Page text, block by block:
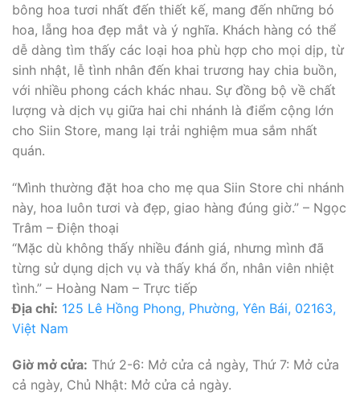
bông hoa tươi nhất đến thiết kế, mang đến những bó
hoa, lẵng hoa đẹp mắt và ý nghĩa. Khách hàng có thể
dễ dàng tìm thấy các loại hoa phù hợp cho mọi dịp, từ
sinh nhật, lễ tình nhân đến khai trương hay chia buồn,
với nhiều phong cách khác nhau. Sự đồng bộ về chất
lượng và dịch vụ giữa hai chi nhánh là điểm cộng lớn
cho Siin Store, mang lại trải nghiệm mua sắm nhất
quán.
“Mình thường đặt hoa cho mẹ qua Siin Store chi nhánh
này, hoa luôn tươi và đẹp, giao hàng đúng giờ.” – Ngọc
Trâm – Điện thoại
“Mặc dù không thấy nhiều đánh giá, nhưng mình đã
từng sử dụng dịch vụ và thấy khá ổn, nhân viên nhiệt
tình.” – Hoàng Nam – Trực tiếp
Địa chỉ: 125 Lê Hồng Phong, Phường, Yên Bái, 02163,
Việt Nam
Giờ mở cửa: Thứ 2-6: Mở cửa cả ngày, Thứ 7: Mở cửa
cả ngày, Chủ Nhật: Mở cửa cả ngày.